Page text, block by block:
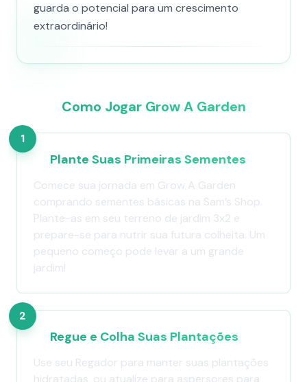
guarda o potencial para um crescimento
extraordinário!
Como Jogar Grow A Garden
1
Plante Suas Primeiras Sementes
Comece sua jornada em Grow A Garden
comprando sementes básicas na Sam’s Shop.
Plante-as em seu terreno de jardim 3x2 e
prepare-se para nutrir sua futura colheita. Um
pequeno começo pode levar a um grande
jardim!
2
Regue e Colha Suas Plantações
Use seu Regador para manter suas plantações
hidratadas, ou atualize para aspersores para